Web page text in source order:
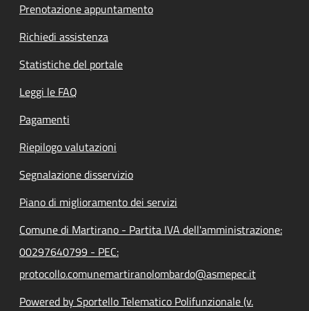
Prenotazione appuntamento
Richiedi assistenza
Statistiche del portale
Leggi le FAQ
Pagamenti
Riepilogo valutazioni
Segnalazione disservizio
Piano di miglioramento dei servizi
Comune di Martirano - Partita IVA dell'amministrazione:
00297640799 - PEC:
protocollo.comunemartiranolombardo@asmepec.it
Powered by Sportello Telematico Polifunzionale (v.